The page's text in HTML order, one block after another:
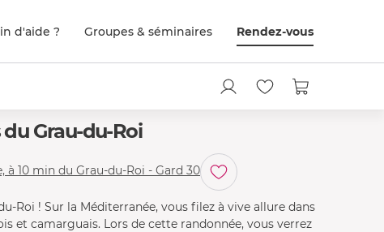
d'aide ? Groupes & séminaires Rendez-vous
Grau-du-Roi
à 10 min du Grau-du-Roi - Gard 30
Roi ! Sur la Méditerranée, vous filez à vive allure dans
et camarguais. Lors de cette randonnée, vous verrez